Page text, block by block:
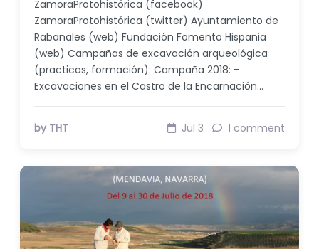
ZamoraProtohistórica (facebook)
ZamoraProtohistórica (twitter) Ayuntamiento de
Rabanales (web) Fundación Fomento Hispania
(web) Campañas de excavación arqueológica
(practicas, formación): Campaña 2018: –
Excavaciones en el Castro de la Encarnación…
by THT Jul 3 1 comment